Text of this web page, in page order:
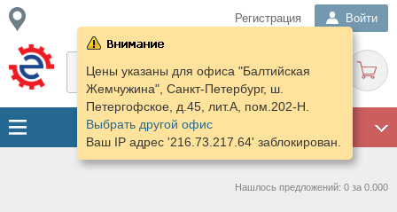
Регистрация Войти
Цены указаны для офиса "Балтийская
Жемчужина", Санкт-Петербург, ш.
Петергофское, д.45, лит.А, пом.202-Н.
Выбрать другой офис
Ваш IP адрес '216.73.217.64' заблокирован.
Нашлось предложений: 0 за 0.000